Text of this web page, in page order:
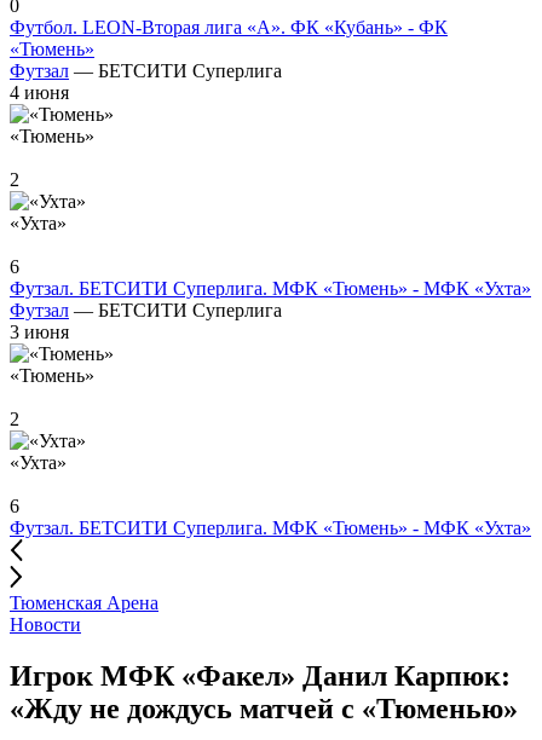
0
Футбол. LEON-Вторая лига «А». ФК «Кубань» - ФК
«Тюмень»
Футзал — БЕТСИТИ Суперлига
4 июня
«Тюмень»
2
«Ухта»
6
Футзал. БЕТСИТИ Суперлига. МФК «Тюмень» - МФК «Ухта»
Футзал — БЕТСИТИ Суперлига
3 июня
«Тюмень»
2
«Ухта»
6
Футзал. БЕТСИТИ Суперлига. МФК «Тюмень» - МФК «Ухта»
Тюменская Арена
Новости
Игрок МФК «Факел» Данил Карпюк:
«Жду не дождусь матчей с «Тюменью»